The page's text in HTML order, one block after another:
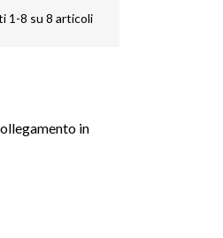
1-8 su 8 articoli
in